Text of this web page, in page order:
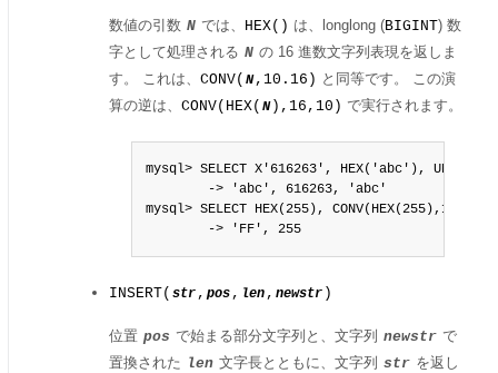
数値の引数 N では、 HEX() は、longlong (BIGINT) 数
字として処理される N の 16 進数文字列表現を返しま
す。 これは、 CONV( N ,10.16) と同等です。 この演
算の逆は、 CONV(HEX( N ),16,10) で実行されます。
mysql> SELECT X'616263', HEX('abc'),
        -> 'abc', 616263, 'abc'
mysql> SELECT HEX(255), CONV(HEX(255),16,10);
        -> 'FF', 255
INSERT( str , pos , len , newstr )
位置 pos で始まる部分文字列と、文字列 newstr で
置換された len 文字長とともに、文字列 str を返し